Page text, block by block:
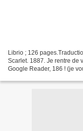
Librio ; 126
Scarlet. 1887. Je rentre de
Google Reader, 186 ! (je